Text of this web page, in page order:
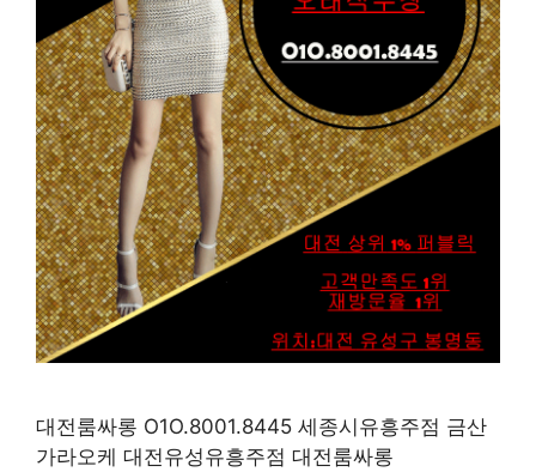
대전룸싸롱 O1O.8001.8445 세종시유흥주점 금산
가라오케 대전유성유흥주점 대전룸싸롱